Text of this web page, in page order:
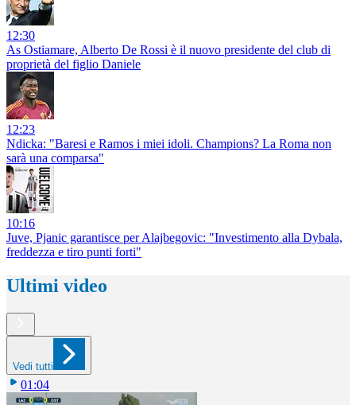
12:30
As Ostiamare, Alberto De Rossi è il nuovo presidente del club di
proprietà del figlio Daniele
12:23
Ndicka: "Baresi e Ramos i miei idoli. Champions? La Roma non
sarà una comparsa"
10:16
Juve, Pjanic garantisce per Alajbegovic: "Investimento alla Dybala,
freddezza e tiro punti forti"
Ultimi video
Vedi tutti
01:04